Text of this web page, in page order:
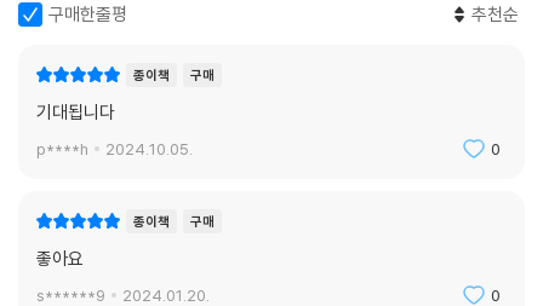
구매한줄평 추천순
종이책 구매
기대됩니다
p****h 2024.10.05. 0
종이책 구매
좋아요
s******9 2024.01.20. 0